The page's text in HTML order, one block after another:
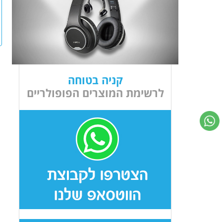
קניה בטוחה
לרשימת המוצרים הפופולריים